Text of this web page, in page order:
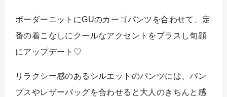
ボーダーニットにGUのカーゴパンツを合わせて、定
番の着こなしにクールなアクセントをプラスし旬顔
にアップデート♡
リラクシー感のあるシルエットのパンツには、パン
プスやレザーバッグを合わせると大人のきちんと感